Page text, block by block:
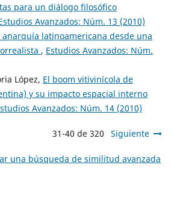
para un diálogo filosófico
Avanzados: Núm. 13 (2010)
anarquía latinoamericana desde una
, Estudios Avanzados: Núm.
López, El boom vitivinícola de
y su impacto espacial interno
Avanzados: Núm. 14 (2010)
31-40 de 320 Siguiente
una búsqueda de similitud avanzada